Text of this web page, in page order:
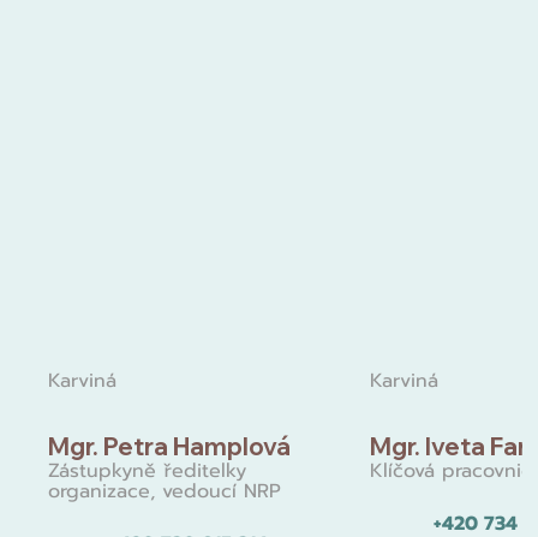
Mgr. Petra Hamplová
Zástupkyně ředitelky
organizace, vedoucí NRP
Karviná
Mgr. Iveta
Klíčová
+420 734
Karviná